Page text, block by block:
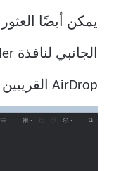
AirDrop القريبين منك في نافذة AirDrop.